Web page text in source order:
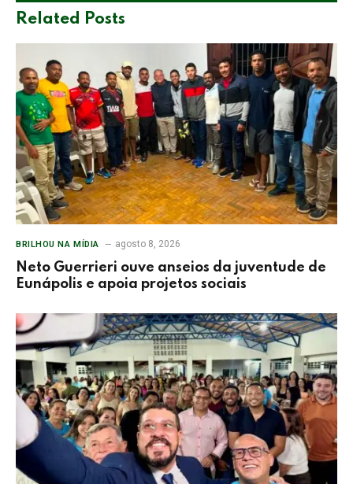
Related Posts
BRILHOU NA MÍDIA agosto 8, 2026
Neto Guerrieri ouve anseios da juventude de
Eunápolis e apoia projetos sociais